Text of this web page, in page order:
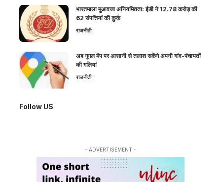
भारतमाला मुआवजा अनियमितता: ईडी ने 12.78 करोड़ की
62 संपत्तियां की कुर्क
राजनीती
अब गूगल मैप पर आसानी से तलाश सकेंगे अपनी गांव-पंचायतों
की गलियां
राजनीती
Follow US
- ADVERTISEMENT -